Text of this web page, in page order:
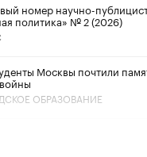
номер научно-
политика» № 2 (2026)
Москвы почтили
ОБРАЗОВАНИЕ